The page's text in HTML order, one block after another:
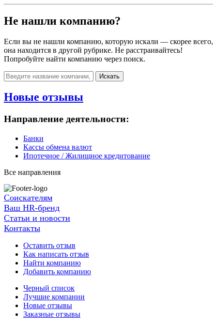
Не нашли компанию?
Если вы не нашли компанию, которую искали — скорее всего,
она находится в другой рубрике. Не расстраивайтесь!
Попробуйте найти компанию через поиск.
Искать
Новые отзывы
Направление деятельности:
Банки
Кассы обмена валют
Ипотечное / Жилищное кредитование
Все направления
Соискателям
Ваш HR-бренд
Статьи и новости
Контакты
Оставить отзыв
Как написать отзыв
Найти компанию
Добавить компанию
Черный список
Лучшие компании
Новые отзывы
Заказные отзывы